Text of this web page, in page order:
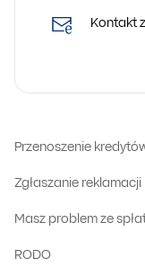
Kontakt
Przenoszenie
Zgłaszanie reklamacji
Masz problem ze
RODO